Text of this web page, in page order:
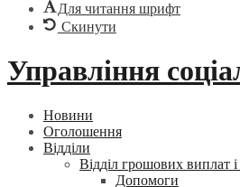
Для читання шрифт
Скинути
Skip
to
Управління
Новини
Оголошення
Відділи
Відділ грошових виплат
Допомоги